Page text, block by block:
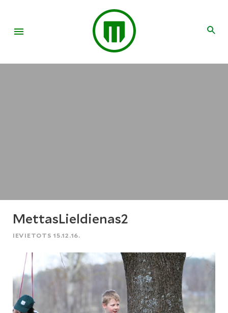
MettasLieldienas2
IEVIETOTS 15.12.16.